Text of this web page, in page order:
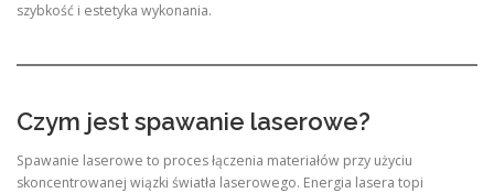
szybkość i estetyka wykonania.
Czym jest spawanie laserowe?
Spawanie laserowe to proces łączenia materiałów przy użyciu
skoncentrowanej wiązki światła laserowego. Energia lasera topi